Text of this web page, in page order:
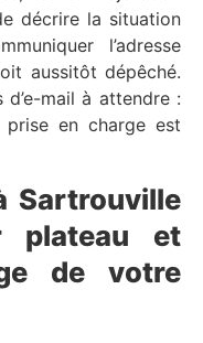
décrire la situation
l’adresse
aussitôt dépêché.
mail à attendre :
en charge est
Sartrouville
plateau et
de votre